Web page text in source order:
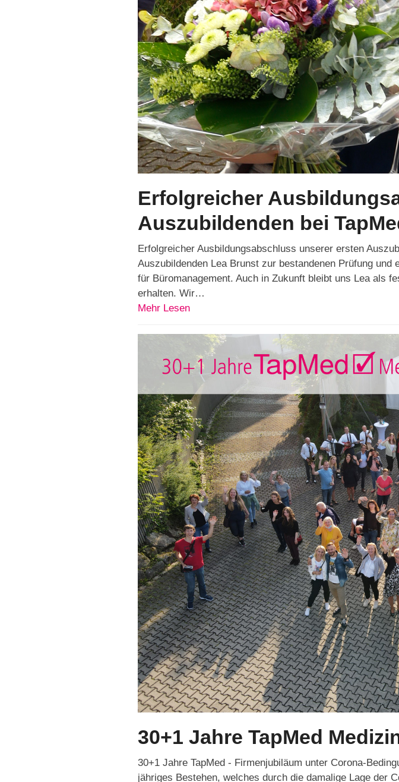
Erfolgreicher
Auszubildenden bei
Erfolgreicher Ausbildungsabschluss unserer ersten
Auszubildenden Lea Brunst zur bestandenen Prüfung
für Büromanagement. Auch in Zukunft bleibt uns Lea als
erhalten. Wir…
Mehr Lesen
30+1 Jahre TapMed
30+1 Jahre TapMed - Firmenjubiläum unter Corona-
jähriges Bestehen, welches durch die damalige Lage der